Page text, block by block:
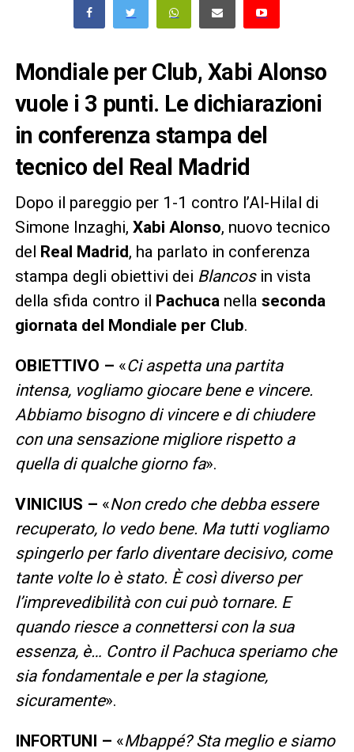
Mondiale per Club, Xabi Alonso
vuole i 3 punti. Le dichiarazioni
in conferenza stampa del
tecnico del Real Madrid
Dopo il pareggio per 1-1 contro l’Al-Hilal di
Simone Inzaghi, Xabi Alonso, nuovo tecnico
del Real Madrid, ha parlato in conferenza
stampa degli obiettivi dei Blancosin vista
della sfida contro il Pachuca nella seconda
giornata del Mondiale per Club.
OBIETTIVO – «Ci aspetta una partita
intensa, vogliamo giocare bene e vincere.
Abbiamo bisogno di vincere e di chiudere
con una sensazione migliore rispetto a
quella di qualche giorno fa».
VINICIUS – «Non credo che debba essere
recuperato, lo vedo bene. Ma tutti vogliamo
spingerlo per farlo diventare decisivo, come
tante volte lo è stato. È così diverso per
l’imprevedibilità con cui può tornare. E
quando riesce a connettersi con la sua
essenza, è… Contro il Pachuca speriamo che
sia fondamentale e per la stagione,
sicuramente».
INFORTUNI – «Mbappé? Sta meglio e siamo